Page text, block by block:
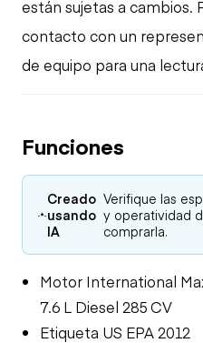
están sujetas a cambios.
contacto con un
de equipo para una
Funciones
Creado
usando
IA
Verifique las
y operatividad
comprarla.
Motor International
7.6 L Diesel 285 CV
Etiqueta US EPA 2012